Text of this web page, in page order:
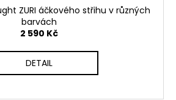
ZURI áčkového střihu v různých
barvách
2 590 Kč
DETAIL